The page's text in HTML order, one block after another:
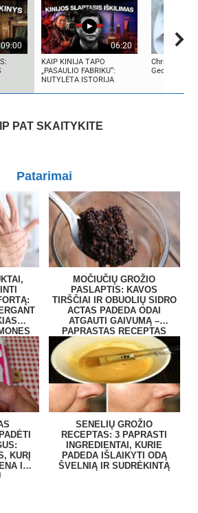
09:00 06:20
KAIP KINIJA TAPO
„PASAULIO FABRIKU“:
NUTYLĖTA ISTORIJA
Christmas
Georgian
PAT SKAITYKITE
Patarimai
MOČIUČIŲ GROŽIO
PASLAPTIS: KAVOS
TIRŠČIAI IR OBUOLIŲ SIDRO
ACTAS PADEDA ODAI
ATGAUTI GAIVUMĄ –
PAPRASTAS RECEPTAS
NAMUOSE
KURĮ
IŠ
SENELIŲ GROŽIO
RECEPTAS: 3 PAPRASTI
INGREDIENTAI, KURIE
PADEDA IŠLAIKYTI ODĄ
ŠVELNIĄ IR SUDRĖKINTĄ